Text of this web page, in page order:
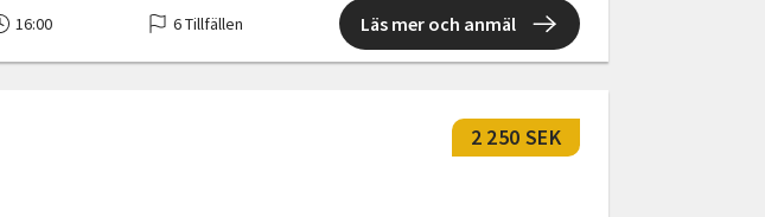
16:00 6 Tillfällen Läs mer och anmäl
2 250 SEK